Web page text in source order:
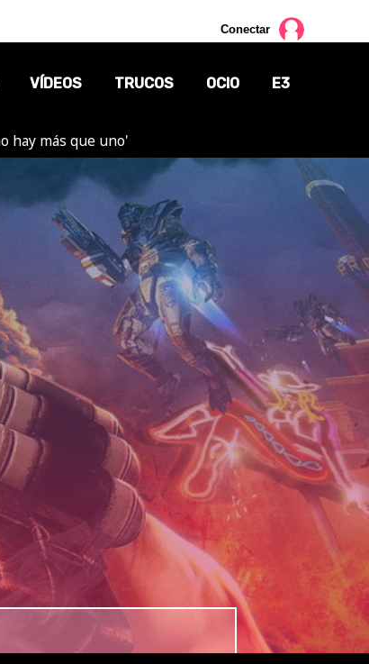
Conectar
VÍDEOS TRUCOS OCIO
MANGA
E3
hay más que uno'